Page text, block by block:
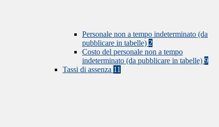
Personale non a tempo indeterminato (da
pubblicare in tabelle) 2
Costo del personale non a tempo
indeterminato (da pubblicare in tabelle) 9
Tassi di assenza 11